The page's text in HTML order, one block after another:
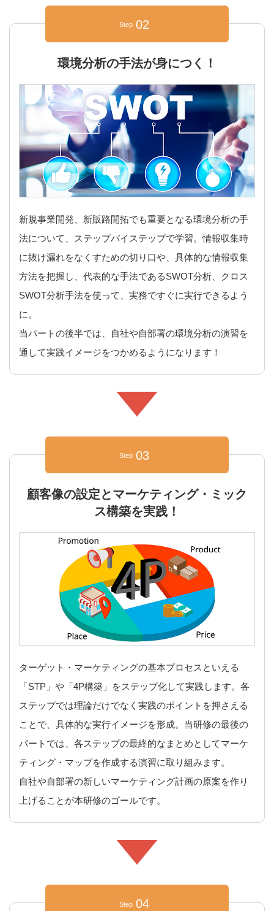
Step 02
環境分析の手法が身につく！
新規事業開発、新販路開拓でも重要となる環境分析の手
法について、ステップバイステップで学習。情報収集時
に抜け漏れをなくすための切り口や、具体的な情報収集
方法を把握し、代表的な手法であるSWOT分析、クロス
SWOT分析手法を使って、実務ですぐに実行できるよう
に。
当パートの後半では、自社や自部署の環境分析の演習を
通して実践イメージをつかめるようになります！
Step 03
顧客像の設定とマーケティング・ミック
ス構築を実践！
ターゲット・マーケティングの基本プロセスといえる
「STP」や「4P構築」をステップ化して実践します。各
ステップでは理論だけでなく実践のポイントを押さえる
ことで、具体的な実行イメージを形成。当研修の最後の
パートでは、各ステップの最終的なまとめとしてマーケ
ティング・マップを作成する演習に取り組みます。
自社や自部署の新しいマーケティング計画の原案を作り
上げることが本研修のゴールです。
Step 04